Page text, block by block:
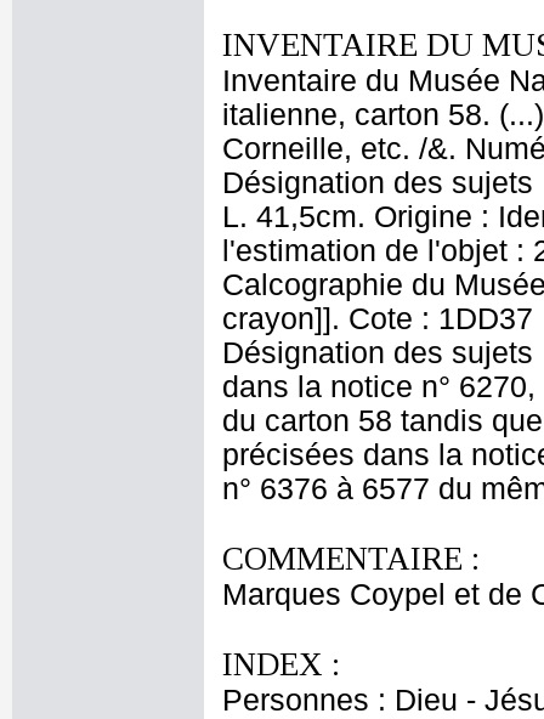
INVENTAIRE DU
Inventaire du Musée
italienne, carton 58.
Corneille, etc. /&.
Désignation des
L. 41,5cm. Origine :
l'estimation de l'objet :
Calcographie du
crayon]]. Cote :
Désignation des
dans la notice n°
du carton 58 tandis
précisées dans la
n° 6376 à 6577 du
COMMENTAIRE :
Marques Coypel et de
INDEX :
Personnes : Dieu -